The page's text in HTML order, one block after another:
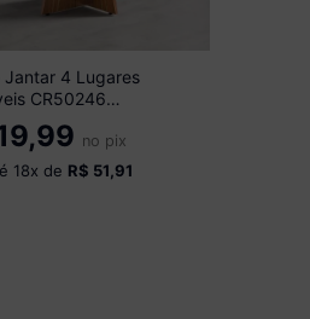
Jantar 4 Lugares
CR50246
Preto
no pix
18x de R$ 51,91